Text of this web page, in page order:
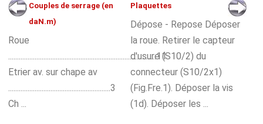
Couples de serrage (en
daN.m)
Roue
....................................................................................11
Etrier av. sur chape av
..........................................................3
Ch ...
Plaquettes
Dépose - Repose Déposer
la roue. Retirer le capteur
d'usure (S10/2) du
connecteur (S10/2x1)
(Fig.Fre.1). Déposer la vis
(1d). Déposer les ...